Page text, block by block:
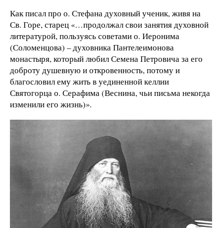
Как писал про о. Стефана духовный ученик, живя на
Св. Горе, старец «…продолжал свои занятия духовной
литературой, пользуясь советами о. Иеронима
(Соломенцова) – духовника Пантелеимонова
монастыря, который любил Семена Петровича за его
доброту душевную и откровенность, потому и
благословил ему жить в уединенной келлии
Святогорца о. Серафима (Веснина, чьи письма некогда
изменили его жизнь)».